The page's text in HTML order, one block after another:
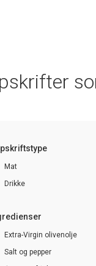
Mat
Drikke
Extra-Virgin olivenolje
Salt og pepper